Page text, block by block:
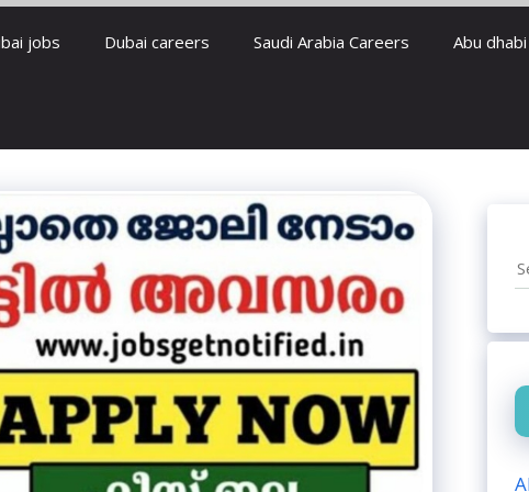
jobs Dubai careers Saudi Arabia Careers Abu